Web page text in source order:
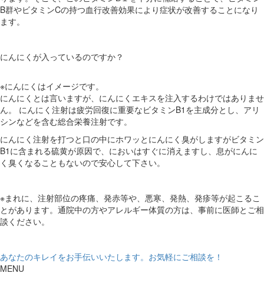
B群やビタミンCの持つ血行改善効果により症状が改善することになり
ます。
にんにくが入っているのですか？
※にんにくはイメージです。
にんにくとは言いますが、にんにくエキスを注入するわけではありませ
ん。 にんにく注射は疲労回復に重要なビタミンB1を主成分とし、アリ
シンなどを含む総合栄養注射です。
にんにく注射を打つと口の中にホワッとにんにく臭がしますがビタミン
B1に含まれる硫黄が原因で、においはすぐに消えますし、息がにんに
く臭くなることもないので安心して下さい。
※まれに、注射部位の疼痛、発赤等や、悪寒、発熱、発疹等が起こるこ
とがあります。通院中の方やアレルギー体質の方は、事前に医師とご相
談ください。
あなたのキレイをお手伝いいたします。お気軽にご相談を！
MENU